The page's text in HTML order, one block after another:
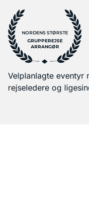
NORDENS STØRSTE
GRUPPEREJSE
ARRANGØR
Velplanlagte eventyr
rejseledere og